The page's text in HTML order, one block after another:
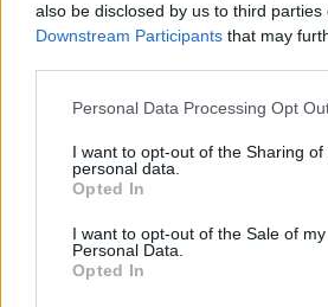
also be disclosed by us to third parties
Downstream Participants that may
Please note that this website/app uses
not limited to your visit or usage
grant or deny consent to Google and
use your data for below specified
consent section.
Personal Data Processing Opt
I want to opt-out of the Sharing of
personal data.
Opted In
I want to opt-out of the Sale of my
Personal Data.
Opted In
Στιγμιότυπο από την πρώτη ημέρα
Συνεδρίου της Νέας Δημοκρατίας,
(Πηγή φωτογραφίας: ΓΙΩΡΓΟΣ
Συνεχίζοντας τον πολιτικό και